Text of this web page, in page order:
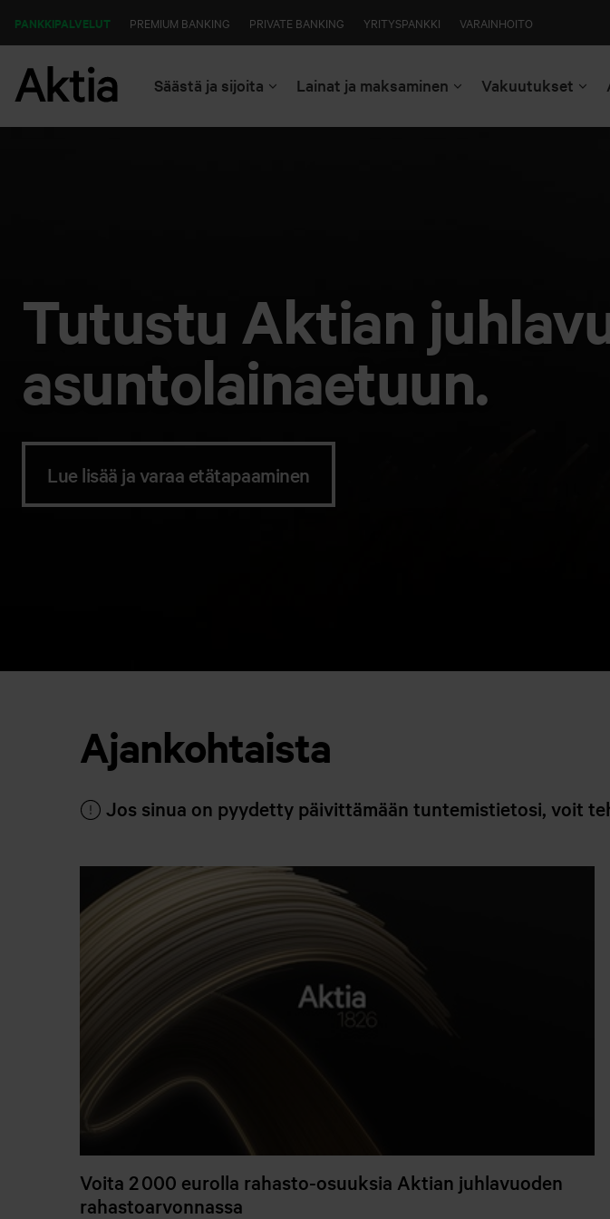
PANKKIPALVELUT PREMIUM BANKING PRIVATE BANKING YRITYSPANKKI VARAINHOITO
Säästä ja sijoita Lainat ja maksaminen Vakuutukset
Tutustu Aktian
asuntolaina­etuun.
Lue lisää ja varaa etätapaaminen
Ajankohtaista
Jos sinua on pyydetty päivittämään tuntemistietosi, voit
Voita 2 000 eurolla rahasto-osuuksia Aktian juhlavuoden
rahastoarvonnassa